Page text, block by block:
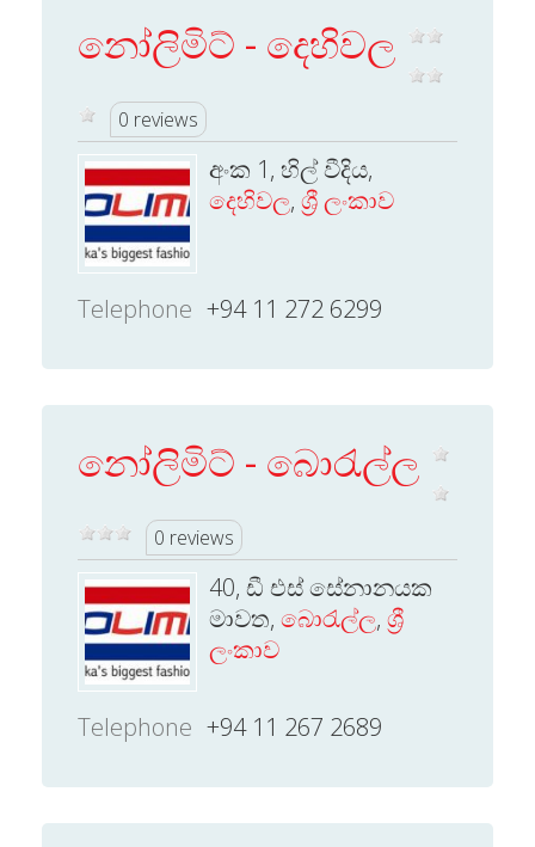
නෝලිමිට් - දෙහිවල
0 reviews
අංක 1, හිල් වීදිය,
දෙහිවල, ශ්‍රී ලංකාව
Telephone +94 11 272 6299
නෝලිමිට් - බොරැල්ල
0 reviews
40, ඩී එස් සේනානයක
මාවත, බොරැල්ල, ශ්‍රී
ලංකාව
Telephone +94 11 267 2689